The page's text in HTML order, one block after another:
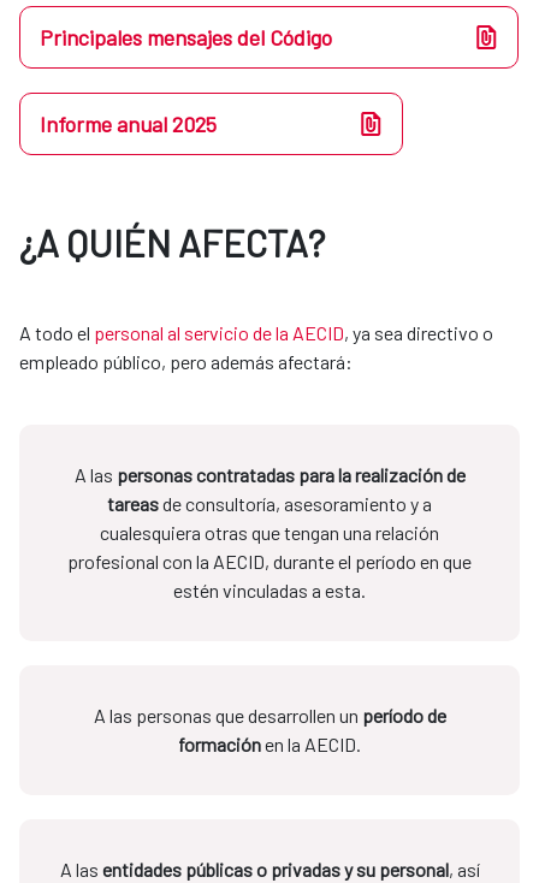
Principales mensajes del Código
Informe anual 2025
¿A QUIÉN AFECTA?
A todo el personal al servicio de la AECID, ya sea directivo o
empleado público, pero además afectará:
A las personas contratadas para la realización de
tareasde consultoría, asesoramiento y a
cualesquiera otras que tengan una relación
profesional con la AECID, durante el período en que
estén vinculadas a esta.
A las personas que desarrollen un período de
formaciónen la AECID.
A las entidades públicas o privadas y su personal, así